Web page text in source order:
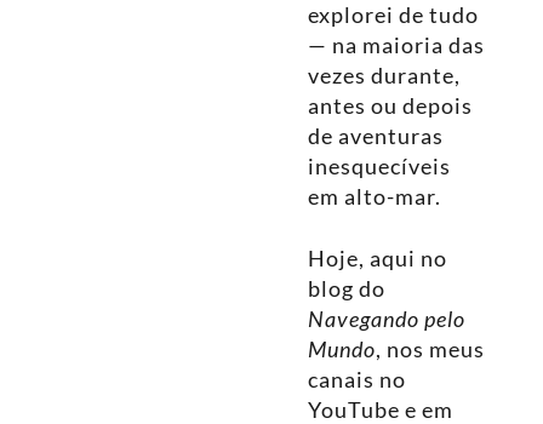
explorei de tudo
— na maioria das
vezes durante,
antes ou depois
de aventuras
inesquecíveis
em alto-mar.
Hoje, aqui no
blog do
Navegando pelo
Mundo, nos meus
canais no
YouTube e em